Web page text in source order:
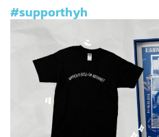
#supporthyh